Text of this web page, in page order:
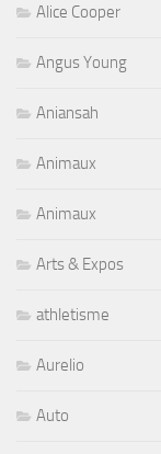
Alice Cooper
Angus Young
Aniansah
Animaux
Animaux
Arts & Expos
athletisme
Aurelio
Auto